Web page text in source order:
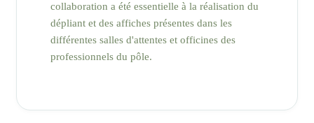
collaboration a été essentielle à la réalisation du
dépliant et des affiches présentes dans les
différentes salles d'attentes et officines des
professionnels du pôle.